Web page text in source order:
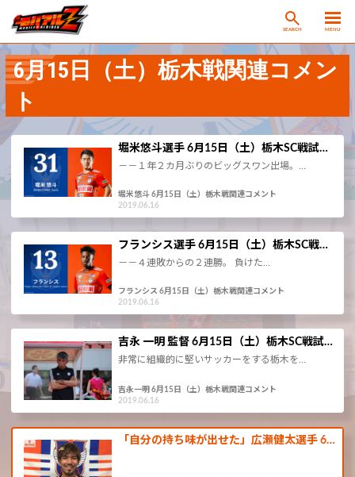
SEARCH MENU
6月15日（土）栃木戦関連コメン
ト
堀米悠斗選手 6月15日（土）栃木SC戦試…
－－１年２カ月ぶりのビッグスワン出場。…
堀米悠斗 6月15日（土）栃木戦関連コメント
2019.06.16
フランシス選手 6月15日（土）栃木SC戦…
－－４連敗からの２連勝。 負けた…
フランシス 6月15日（土）栃木戦関連コメント
2019.06.16
吉永 一明 監督 6月15日（土）栃木SC戦試…
非常に組織的に堅いサッカーをする栃木を…
吉永一明 6月15日（土）栃木戦関連コメント
2019.06.16
「自分の持ち味が出せた」広瀬健太選手 6…